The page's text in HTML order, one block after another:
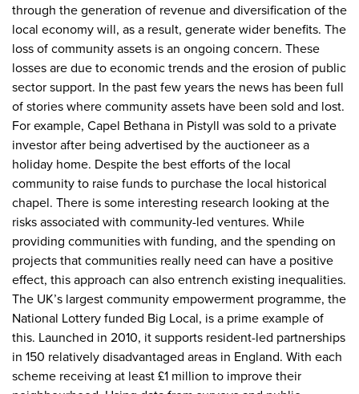
through the generation of revenue and diversification of the
local economy will, as a result, generate wider benefits. The
loss of community assets is an ongoing concern. These
losses are due to economic trends and the erosion of public
sector support. In the past few years the news has been full
of stories where community assets have been sold and lost.
For example, Capel Bethana in Pistyll was sold to a private
investor after being advertised by the auctioneer as a
holiday home. Despite the best efforts of the local
community to raise funds to purchase the local historical
chapel. There is some interesting research looking at the
risks associated with community-led ventures. While
providing communities with funding, and the spending on
projects that communities really need can have a positive
effect, this approach can also entrench existing inequalities.
The UK’s largest community empowerment programme, the
National Lottery funded Big Local, is a prime example of
this. Launched in 2010, it supports resident-led partnerships
in 150 relatively disadvantaged areas in England. With each
scheme receiving at least £1 million to improve their